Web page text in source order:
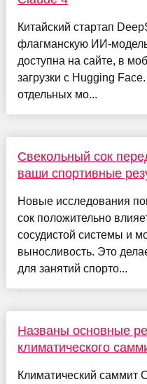
Китайский стартап
флагманскую ИИ-
доступна на сайте, в
загрузки с Hugging
отдельных мо...
Свекольный сок
ваши спортивные
Новые исследования
сок положительно
сосудистой системы и
выносливость. Это
для занятий спорто...
Названы основные
климатического
Климатический саммит